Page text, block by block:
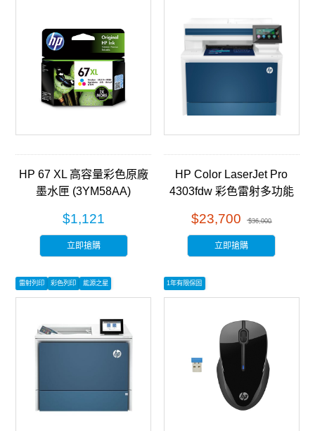
HP 67 XL 高容量彩色原廠
墨水匣 (3YM58AA)
$1,121
立即搶購
HP Color LaserJet Pro
4303fdw 彩色雷射多功能
$23,700 $36,000
立即搶購
雷射列印 彩色列印 能源之星 1年有限保固